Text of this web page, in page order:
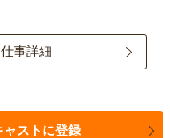
事詳細
ャストに登録